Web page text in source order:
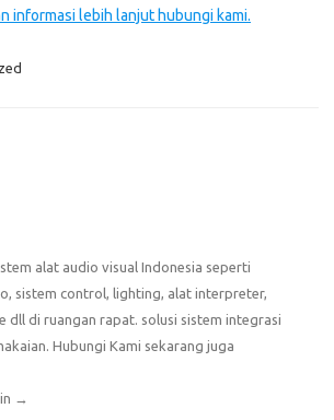
informasi lebih lanjut hubungi kami.
alat audio visual Indonesia seperti
sistem control, lighting, alat interpreter,
dll di ruangan rapat. solusi sistem integrasi
Hubungi Kami sekarang juga
→